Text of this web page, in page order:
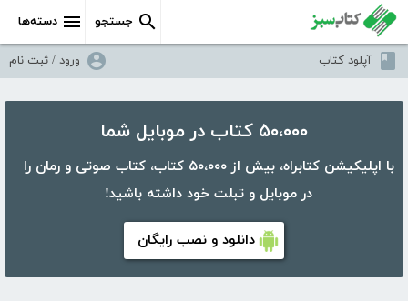
دسته‌ها جستجو
آپلود کتاب ورود / ثبت نام
۵۰،۰۰۰ کتاب در موبایل شما
با اپلیکیشن کتابراه، بیش از ۵۰،۰۰۰ کتاب، کتاب صوتی و رمان را
در موبایل و تبلت خود داشته باشید!
دانلود و نصب رایگان